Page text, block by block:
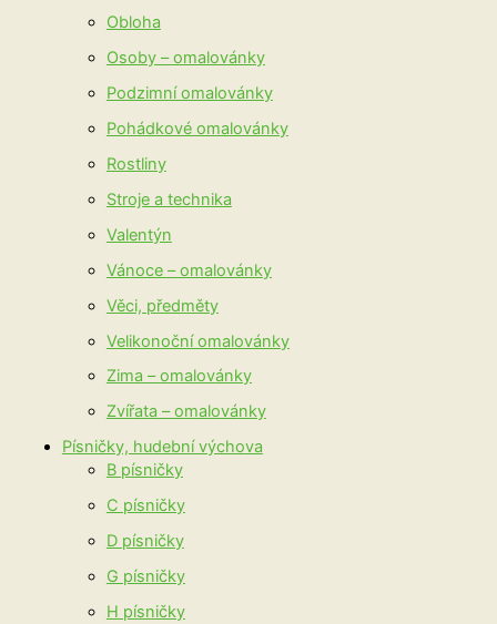
Obloha
Osoby – omalovánky
Podzimní omalovánky
Pohádkové omalovánky
Rostliny
Stroje a technika
Valentýn
Vánoce – omalovánky
Věci, předměty
Velikonoční omalovánky
Zima – omalovánky
Zvířata – omalovánky
Písničky, hudební výchova
B písničky
C písničky
D písničky
G písničky
H písničky